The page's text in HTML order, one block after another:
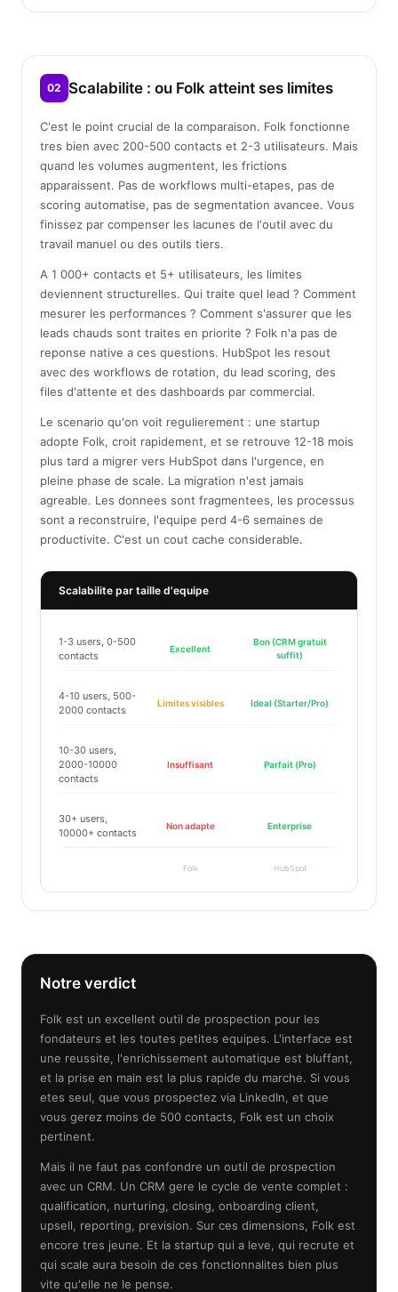
02 Scalabilite : ou Folk atteint ses limites
C'est le point crucial de la comparaison. Folk fonctionne
tres bien avec 200-500 contacts et 2-3 utilisateurs. Mais
quand les volumes augmentent, les frictions
apparaissent. Pas de workflows multi-etapes, pas de
scoring automatise, pas de segmentation avancee. Vous
finissez par compenser les lacunes de l'outil avec du
travail manuel ou des outils tiers.
A 1 000+ contacts et 5+ utilisateurs, les limites
deviennent structurelles. Qui traite quel lead ? Comment
mesurer les performances ? Comment s'assurer que les
leads chauds sont traites en priorite ? Folk n'a pas de
reponse native a ces questions. HubSpot les resout
avec des workflows de rotation, du lead scoring, des
files d'attente et des dashboards par commercial.
Le scenario qu'on voit regulierement : une startup
adopte Folk, croit rapidement, et se retrouve 12-18 mois
plus tard a migrer vers HubSpot dans l'urgence, en
pleine phase de scale. La migration n'est jamais
agreable. Les donnees sont fragmentees, les processus
sont a reconstruire, l'equipe perd 4-6 semaines de
productivite. C'est un cout cache considerable.
Scalabilite par taille d'equipe
1-3 users, 0-500
contacts
Excellent
Bon (CRM gratuit
suffit)
4-10 users, 500-
2000 contacts
Limites visibles Ideal (Starter/Pro)
10-30 users,
2000-10000
contacts
Insuffisant Parfait (Pro)
30+ users,
10000+ contacts
Non adapte Enterprise
Folk HubSpot
Notre verdict
Folk est un excellent outil de prospection pour les
fondateurs et les toutes petites equipes. L'interface est
une reussite, l'enrichissement automatique est bluffant,
et la prise en main est la plus rapide du marche. Si vous
etes seul, que vous prospectez via LinkedIn, et que
vous gerez moins de 500 contacts, Folk est un choix
pertinent.
Mais il ne faut pas confondre un outil de prospection
avec un CRM. Un CRM gere le cycle de vente complet :
qualification, nurturing, closing, onboarding client,
upsell, reporting, prevision. Sur ces dimensions, Folk est
encore tres jeune. Et la startup qui a leve, qui recrute et
qui scale aura besoin de ces fonctionnalites bien plus
vite qu'elle ne le pense.